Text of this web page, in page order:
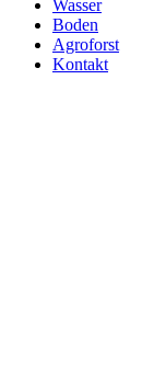
Wasser
Boden
Agroforst
Kontakt